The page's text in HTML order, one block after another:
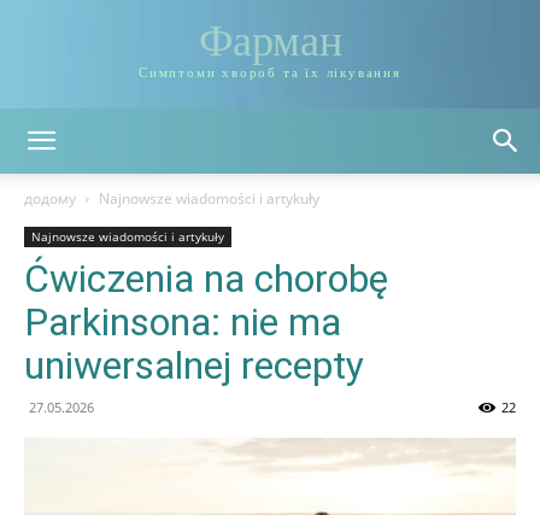
Фарман
Симптоми хвороб та їх лікування
додому Najnowsze wiadomości i artykuły
Najnowsze wiadomości i artykuły
Ćwiczenia na chorobę
Parkinsona: nie ma
uniwersalnej recepty
27.05.2026 22